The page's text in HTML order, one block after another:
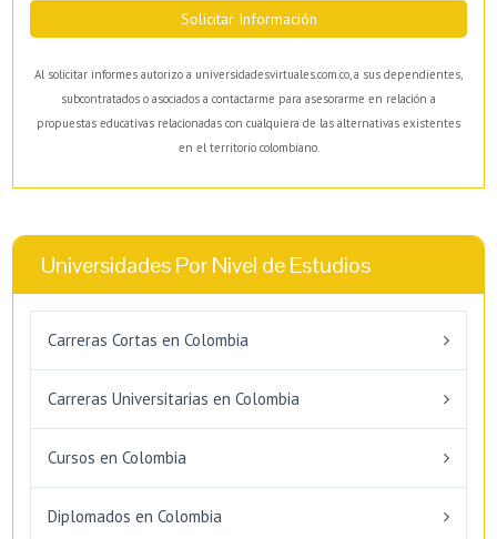
Solicitar Información
Al solicitar informes autorizo a universidadesvirtuales.com.co, a sus dependientes,
subcontratados o asociados a contactarme para asesorarme en relación a
propuestas educativas relacionadas con cualquiera de las alternativas existentes
en el territorio colombiano.
Universidades Por Nivel de Estudios
Carreras Cortas en Colombia
Carreras Universitarias en Colombia
Cursos en Colombia
Diplomados en Colombia